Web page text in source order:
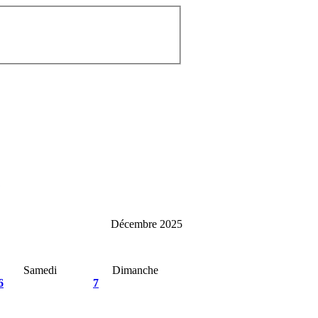
Décembre 2025
Samedi
Dimanche
7